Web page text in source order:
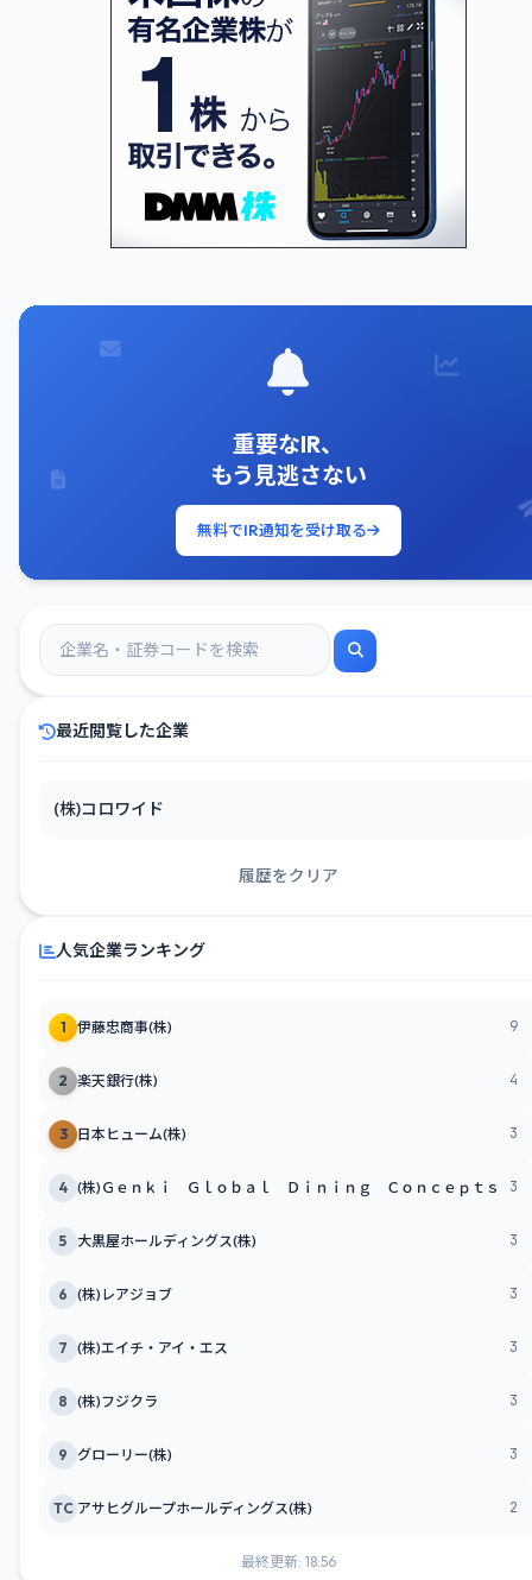
重要なIR、
もう見逃さない
無料でIR通知を受け取る
最近閲覧した企業
(株)コロワイド
履歴をクリア
人気企業ランキング
1 伊藤忠商事(株) 9
2 楽天銀行(株) 4
3 日本ヒューム(株) 3
4 (株)Ｇｅｎｋｉ Ｇｌｏｂａｌ Ｄｉｎｉｎｇ Ｃｏｎｃｅｐｔｓ 3
5 大黒屋ホールディングス(株) 3
6 (株)レアジョブ 3
7 (株)エイチ・アイ・エス 3
8 (株)フジクラ 3
9 グローリー(株) 3
TC アサヒグループホールディングス(株) 2
最終更新: 18:56